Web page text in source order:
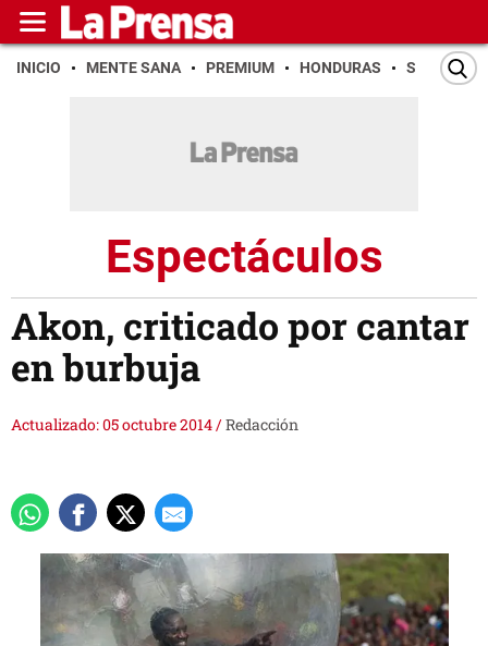
INICIO MENTE SANA PREMIUM HONDURAS SAN PEDRO
Espectáculos
Akon, criticado por cantar
en burbuja
Actualizado: 05 octubre 2014/Redacción